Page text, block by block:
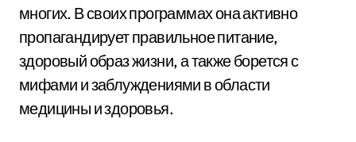
многих. В своих программах она активно
пропагандирует правильное питание,
здоровый образ жизни, а также борется с
мифами и заблуждениями в области
медицины и здоровья.